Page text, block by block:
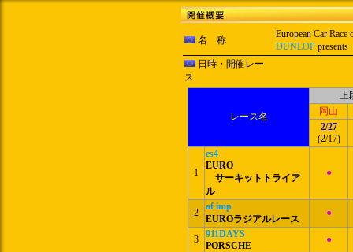
名 称
European Car
DUNLOP
日時・開催レー
ス
レース名
上
岡山
2/27
(2/17)
1
es4
EURO
サーキットトライア
ル
●
2
af imp
EUROラジアルレース
●
3
911DAYS
PORSCHE
●